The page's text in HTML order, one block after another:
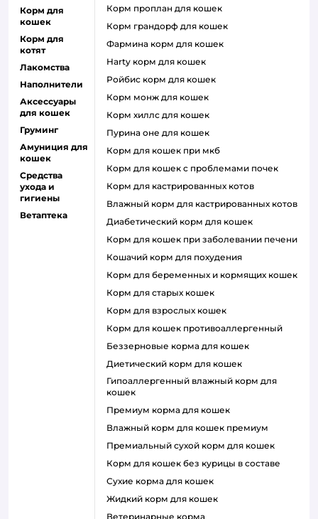
Корм для
кошек
Корм для
котят
Лакомства
Наполнители
Аксессуары
для кошек
Груминг
Амуниция для
кошек
Средства
ухода и
гигиены
Ветаптека
корм проплан для кошек
корм грандорф для кошек
фармина корм для кошек
harty корм для кошек
ройбис корм для кошек
корм монж для кошек
корм хиллс для кошек
пурина оне для кошек
корм для кошек при мкб
корм для кошек с проблемами почек
Корм для кастрированных котов
влажный корм для кастрированных котов
диабетический корм для кошек
корм для кошек при заболевании печени
кошачий корм для похудения
корм для беременных и кормящих кошек
корм для старых кошек
корм для взрослых кошек
корм для кошек противоаллергенный
беззерновые корма для кошек
диетический корм для кошек
гипоаллергенный влажный корм для
кошек
премиум корма для кошек
влажный корм для кошек премиум
премиальный сухой корм для кошек
корм для кошек без курицы в составе
сухие корма для кошек
жидкий корм для кошек
ветеринарные корма